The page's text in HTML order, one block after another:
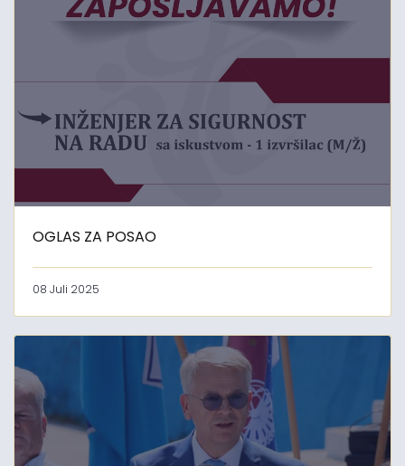
OGLAS ZA POSAO
08 Juli 2025